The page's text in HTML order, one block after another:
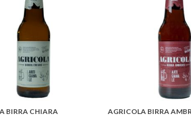
BIRRA CHIARA AGRICOLA BIRRA